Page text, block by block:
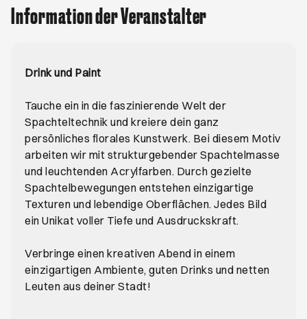
Information der Veranstalter
Drink und Paint
Tauche ein in die faszinierende Welt der
Spachteltechnik und kreiere dein ganz
persönliches florales Kunstwerk. Bei diesem Motiv
arbeiten wir mit strukturgebender Spachtelmasse
und leuchtenden Acrylfarben. Durch gezielte
Spachtelbewegungen entstehen einzigartige
Texturen und lebendige Oberflächen. Jedes Bild
ein Unikat voller Tiefe und Ausdruckskraft.
Verbringe einen kreativen Abend in einem
einzigartigen Ambiente, guten Drinks und netten
Leuten aus deiner Stadt!